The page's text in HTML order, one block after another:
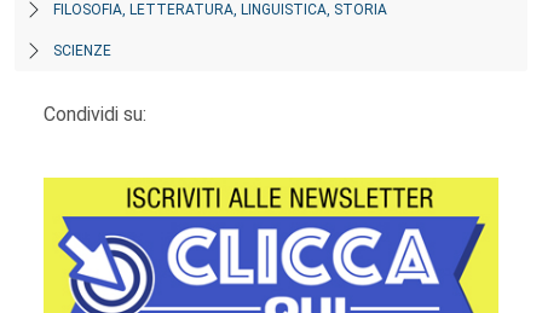
FILOSOFIA, LETTERATURA, LINGUISTICA, STORIA
SCIENZE
Condividi su: